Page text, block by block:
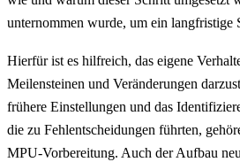
unternommen wurde, um ein langfristige
Hierfür ist es hilfreich, das eigene
Meilensteinen und Veränderungen
frühere Einstellungen und das
die zu Fehlentscheidungen führten,
MPU-Vorbereitung. Auch der Aufbau